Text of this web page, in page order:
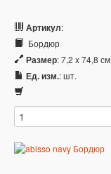
Артикул:
Бордюр
Размер: 7,2 x 74,8 см
Ед. изм.: шт.